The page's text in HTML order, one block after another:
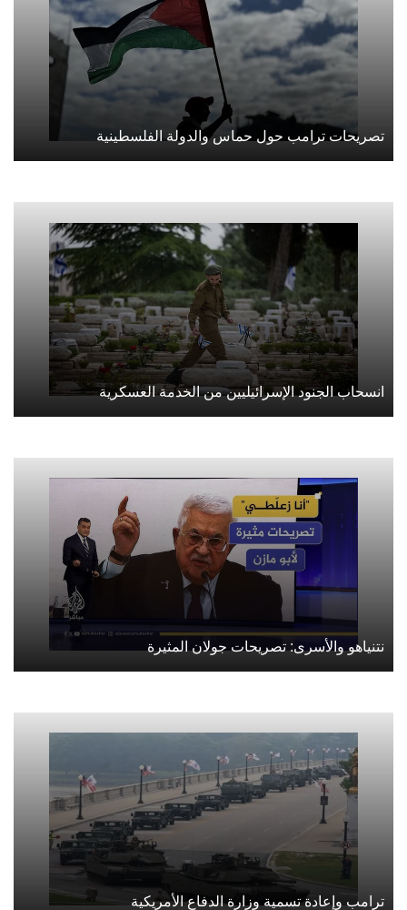
تصريحات ترامب حول حماس والدولة الفلسطينية
انسحاب الجنود الإسرائيليين من الخدمة العسكرية
نتنياهو والأسرى: تصريحات جولان المثيرة
ترامب وإعادة تسمية وزارة الدفاع الأمريكية